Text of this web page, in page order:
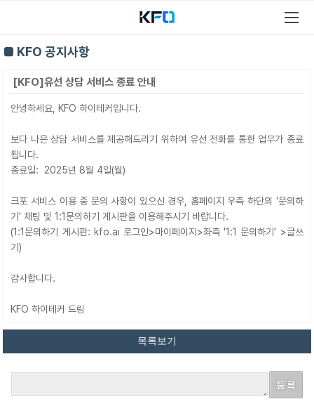
■ KFO 공지사항
[KFO]유선 상담 서비스 종료 안내
안녕하세요, KFO 하이테커입니다.
보다 나은 상담 서비스를 제공해드리기 위하여 유선 전화를 통한 업무가 종료
됩니다.
종료일: 2025년 8월 4일(월)
크포 서비스 이용 중 문의 사항이 있으신 경우, 홈페이지 우측 하단의 '문의하
기' 채팅 및 1:1문의하기 게시판을 이용해주시기 바랍니다.
(1:1문의하기 게시판: kfo.ai 로그인>마이페이지>좌측 '1:1 문의하기' >글쓰
기)
감사합니다.
KFO 하이테커 드림